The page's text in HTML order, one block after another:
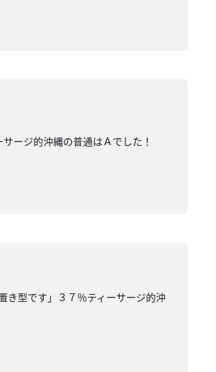
ージ的沖縄の普通はＡでした！
き型です」３７％ティーサージ的沖